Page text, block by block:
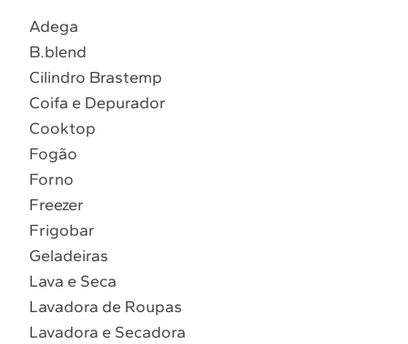
Atendimento Brastemp
Localizar assistência técnica
4 º Lava Louça
5 º Cooktop
6º Microondas Brastemp
7º Forno
8º Embutir
9º Lava Seca
Adega
B.blend
Cilindro Brastemp
Coifa e Depurador
Cooktop
Fogão
Forno
Freezer
Frigobar
Geladeiras
Lava e Seca
Lavadora de Roupas
Lavadora e Secadora